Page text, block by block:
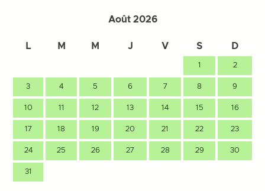
Août 2026
L M M J V S D
1 2
3 4 5 6 7 8 9
10 11 12 13 14 15 16
17 18 19 20 21 22 23
24 25 26 27 28 29 30
31